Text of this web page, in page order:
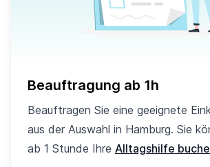
Beauftragung ab 1h
Beauftragen Sie eine geeignete
aus der Auswahl in Hamburg. Sie
ab 1 Stunde Ihre Alltagshilfe